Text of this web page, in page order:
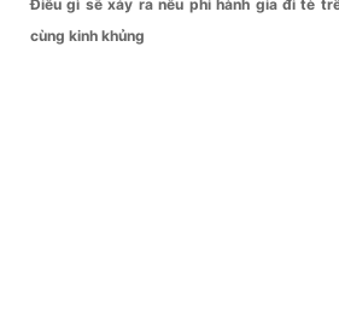
Điều gì sẽ xảy ra nếu phi hành gia đi tè
cùng kinh khủng